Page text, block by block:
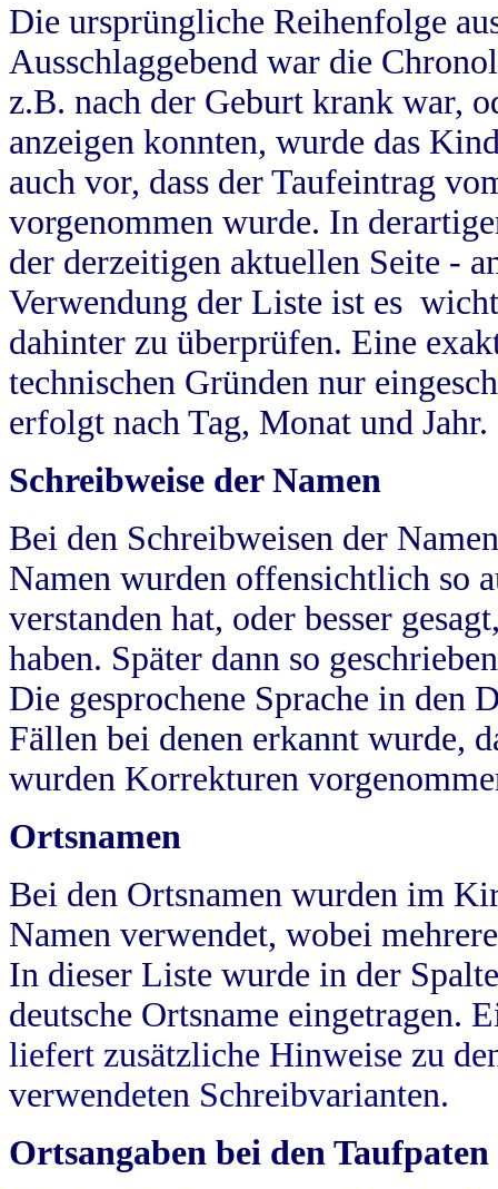
Die ursprüngliche Reihenfolge
Ausschlaggebend war die
z.B. nach der Geburt krank war,
anzeigen konnten, wurde das
auch vor, dass der Taufeintrag
vorgenommen wurde. In
der derzeitigen aktuellen Seite -
Verwendung der Liste ist es
dahinter zu überprüfen. Eine
technischen Gründen nur
erfolgt nach Tag, Monat und Jahr.
Schreibweise der Namen
Bei den Schreibweisen der
Namen wurden offensichtlich so
verstanden hat, oder besser
haben. Später dann so
Die gesprochene Sprache in
Fällen bei denen erkannt wurde,
wurden Korrekturen
Ortsnamen
Bei den Ortsnamen wurden im
Namen verwendet, wobei
In dieser Liste wurde in der
deutsche Ortsname eingetragen.
liefert zusätzliche Hinweise zu
verwendeten Schreibvarianten.
Ortsangaben bei den Taufpaten